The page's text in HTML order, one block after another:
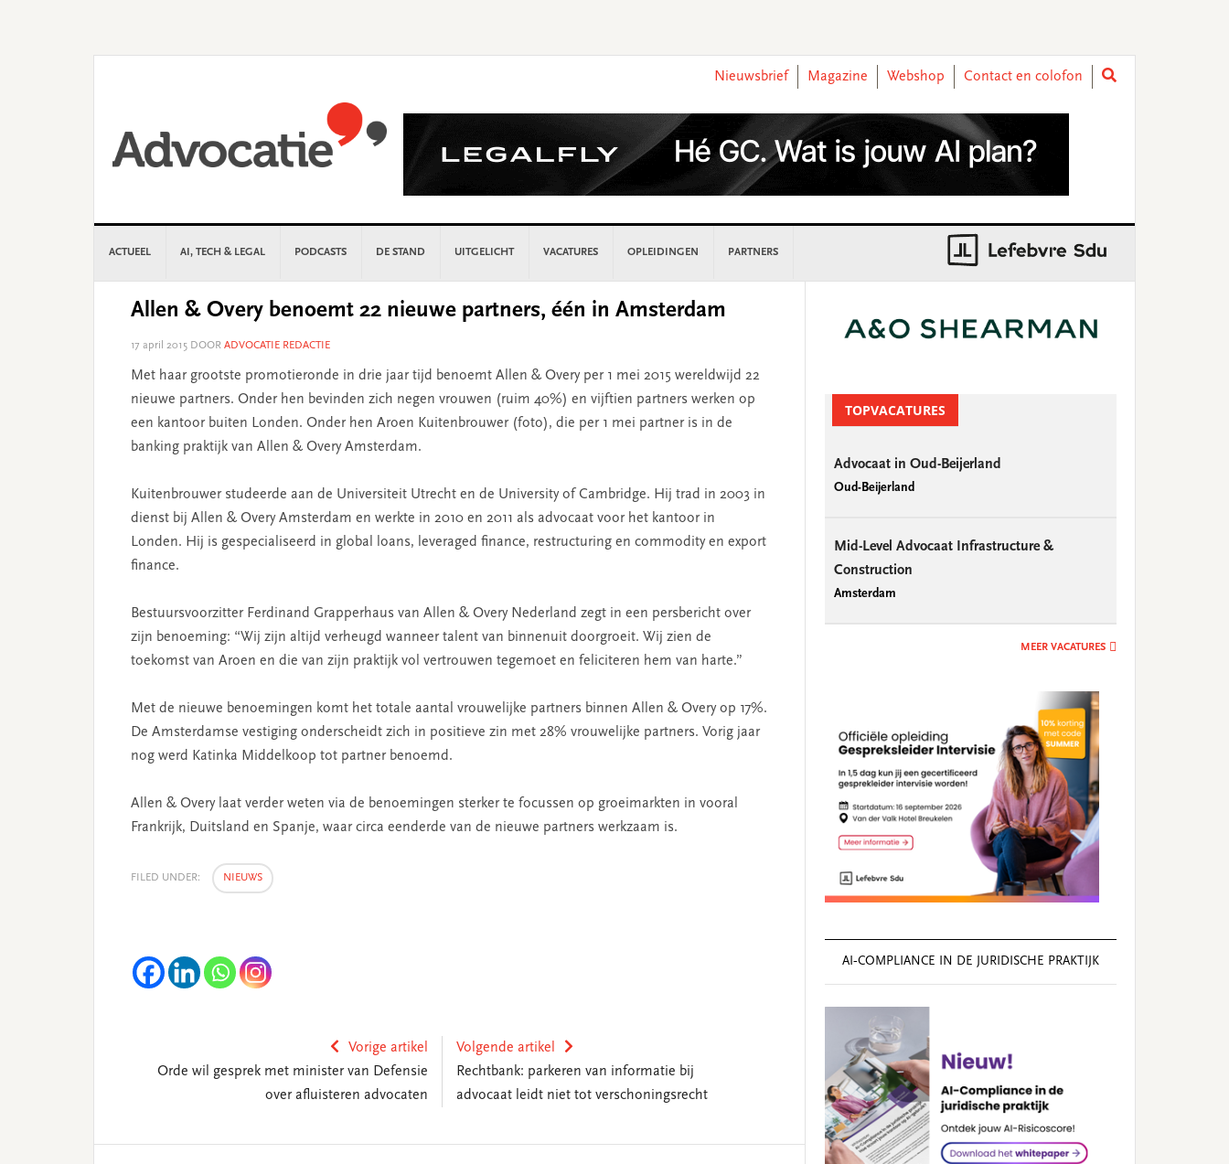
Nieuwsbrief
Magazine Webshop Contact en colofon
ACTUEEL AI, TECH & LEGAL PODCASTS DE STAND UITGELICHT VACATURES OPLEIDINGEN PARTNERS
Allen & Overy benoemt 22 nieuwe partners, één in Amsterdam
17 april 2015 DOOR ADVOCATIE REDACTIE
Met haar grootste promotieronde in drie jaar tijd benoemt Allen & Overy per 1 mei 2015 wereldwijd 22
nieuwe partners. Onder hen bevinden zich negen vrouwen (ruim 40%) en vijftien partners werken op
een kantoor buiten Londen. Onder hen Aroen Kuitenbrouwer (foto), die per 1 mei partner is in de
banking praktijk van Allen & Overy Amsterdam.
Kuitenbrouwer studeerde aan de Universiteit Utrecht en de University of Cambridge. Hij trad in 2003 in
dienst bij Allen & Overy Amsterdam en werkte in 2010 en 2011 als advocaat voor het kantoor in
Londen. Hij is gespecialiseerd in global loans, leveraged finance, restructuring en commodity en export
finance.
Bestuursvoorzitter Ferdinand Grapperhaus van Allen & Overy Nederland zegt in een persbericht over
zijn benoeming: “Wij zijn altijd verheugd wanneer talent van binnenuit doorgroeit. Wij zien de
toekomst van Aroen en die van zijn praktijk vol vertrouwen tegemoet en feliciteren hem van harte.”
Met de nieuwe benoemingen komt het totale aantal vrouwelijke partners binnen Allen & Overy op 17%.
De Amsterdamse vestiging onderscheidt zich in positieve zin met 28% vrouwelijke partners. Vorig jaar
nog werd Katinka Middelkoop tot partner benoemd.
Allen & Overy laat verder weten via de benoemingen sterker te focussen op groeimarkten in vooral
Frankrijk, Duitsland en Spanje, waar circa eenderde van de nieuwe partners werkzaam is.
FILED UNDER: NIEUWS
Vorige artikel
Orde wil gesprek met minister van Defensie
over afluisteren advocaten
Volgende artikel
Rechtbank: parkeren van informatie bij
advocaat leidt niet tot verschoningsrecht
Sidebar
TOPVACATURES
Advocaat in Oud-Beijerland
Oud-Beijerland
Mid-Level Advocaat Infrastructure &
Construction
Amsterdam
MEER VACATURES
AI‑COMPLIANCE IN DE JURIDISCHE PRAKTIJK